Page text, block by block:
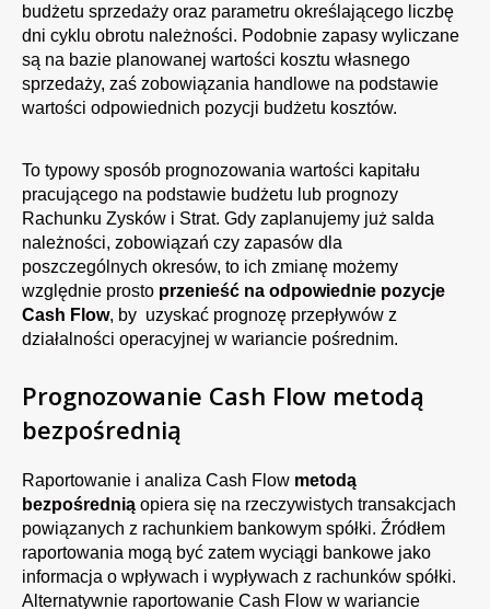
budżetu sprzedaży oraz parametru określającego liczbę
dni cyklu obrotu należności. Podobnie zapasy wyliczane
są na bazie planowanej wartości kosztu własnego
sprzedaży, zaś zobowiązania handlowe na podstawie
wartości odpowiednich pozycji budżetu kosztów.
To typowy sposób prognozowania wartości kapitału
pracującego na podstawie budżetu lub prognozy
Rachunku Zysków i Strat. Gdy zaplanujemy już salda
należności, zobowiązań czy zapasów dla
poszczególnych okresów, to ich zmianę możemy
względnie prosto przenieść na odpowiednie pozycje
Cash Flow, by uzyskać prognozę przepływów z
działalności operacyjnej w wariancie pośrednim.
Prognozowanie Cash Flow metodą
bezpośrednią
Raportowanie i analiza Cash Flow metodą
bezpośrednią opiera się na rzeczywistych transakcjach
powiązanych z rachunkiem bankowym spółki. Źródłem
raportowania mogą być zatem wyciągi bankowe jako
informacja o wpływach i wypływach z rachunków spółki.
Alternatywnie raportowanie Cash Flow w wariancie